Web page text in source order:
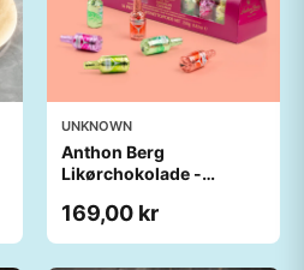
UNKNOWN
Anthon Berg
Likørchokolade -
169,00 kr